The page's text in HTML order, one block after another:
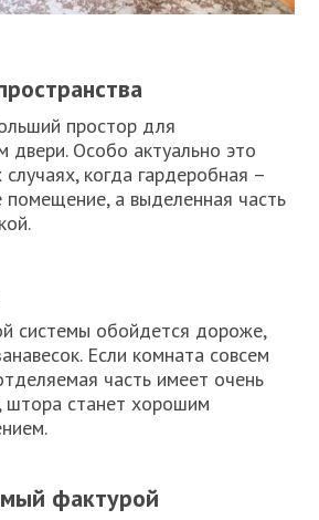
простор для
двери. Особо актуально это
когда гардеробная –
помещение, а выделенная часть
системы обойдется дороже,
Если комната совсем
часть имеет очень
штора станет хорошим
фактурой